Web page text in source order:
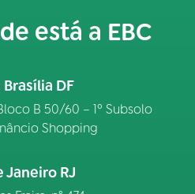
está a EBC
DF
B 50/60 – 1º Subsolo
Shopping
Janeiro RJ